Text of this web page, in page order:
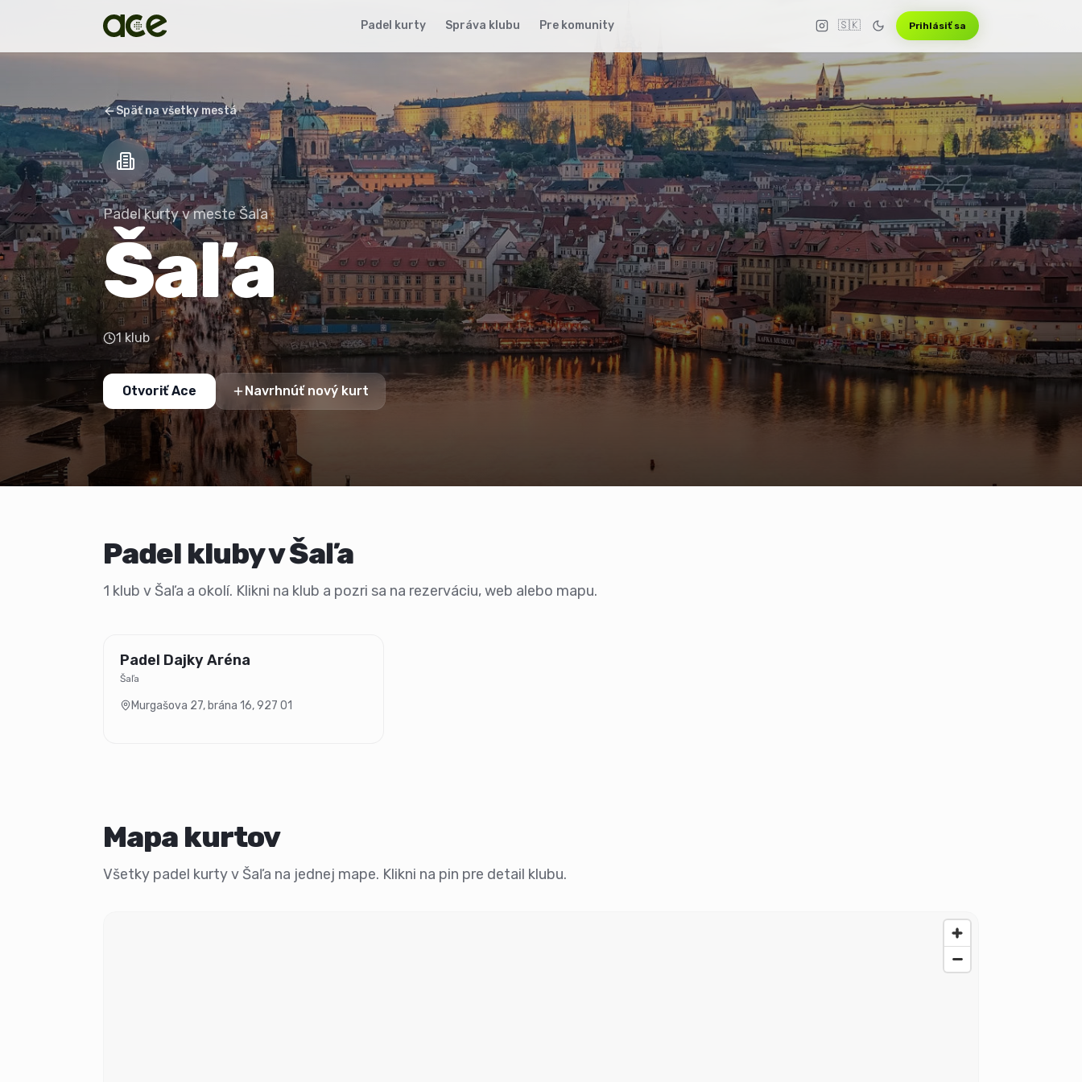
Padel kurty Správa klubu Pre komunity 🇸🇰 Prihlásiť sa
Späť na všetky mestá
Padel kurty v meste Šaľa
Šaľa
1 klub
Otvoriť Ace Navrhnúť nový kurt
Padel kluby v Šaľa
1 klub v Šaľa a okolí. Klikni na klub a pozri sa na rezerváciu, web alebo mapu.
Padel Dajky Aréna
Šaľa
Murgašova 27, brána 16,927 01
Mapa kurtov
Všetky padel kurty v Šaľa na jednej mape. Klikni na pin pre detail klubu.